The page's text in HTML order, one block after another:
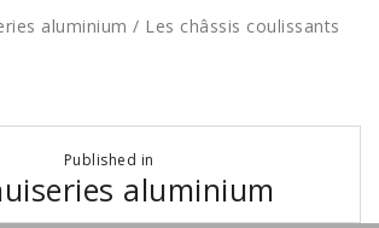
aluminium / Les châssis coulissants
Published in
aluminium